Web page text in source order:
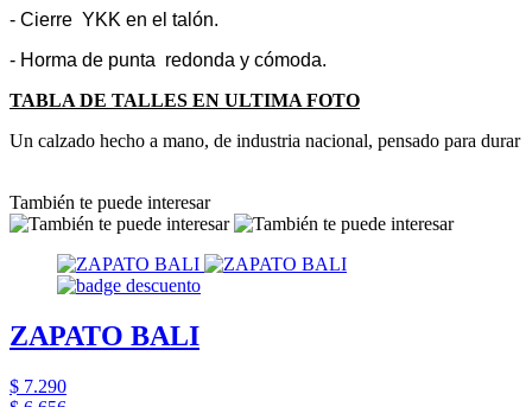
- Cierre YKK en el talón.
- Horma de punta redonda y cómoda.
TABLA DE TALLES EN ULTIMA FOTO
Un calzado hecho a mano, de industria nacional, pensado para durar
También te puede interesar
ZAPATO BALI
$ 7.290